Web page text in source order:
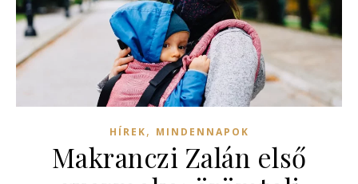
HÍREK, MINDENNAPOK
Makranczi Zalán első